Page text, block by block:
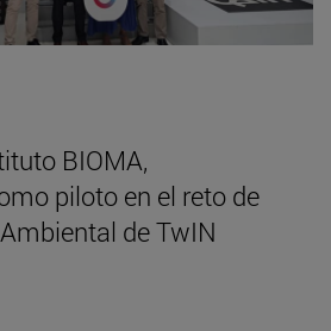
BIOMA,
piloto en el reto de
de TwIN